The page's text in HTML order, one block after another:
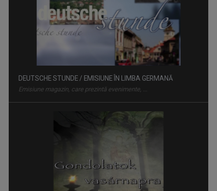
DEUTSCHE STUNDE / EMISIUNE ÎN LIMBA GERMANĂ
Emisiune magazin, care prezintă evenimente, ...